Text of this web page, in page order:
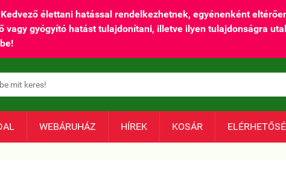
élettani hatással rendelkezhetnek, egyénenként
vagy gyógyító hatást tulajdonítani, illetve ilyen tulajdonságra
WEBÁRUHÁZ HÍREK KOSÁR